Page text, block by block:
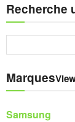
Recherche
Marques
Samsung